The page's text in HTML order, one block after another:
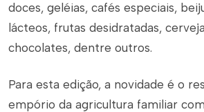
doces, geléias, cafés especiais,
lácteos, frutas desidratadas,
chocolates, dentre outros.
Para esta edição, a novidade é o
empório da agricultura familiar